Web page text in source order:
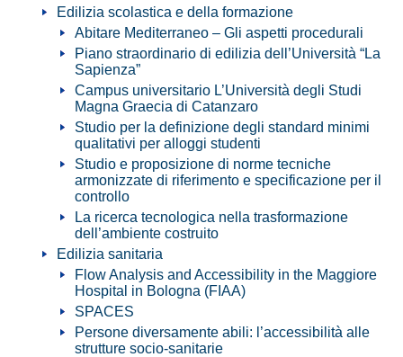
Edilizia scolastica e della formazione
Abitare Mediterraneo – Gli aspetti procedurali
Piano straordinario di edilizia dell’Università “La
Sapienza”
Campus universitario L’Università degli Studi
Magna Graecia di Catanzaro
Studio per la definizione degli standard minimi
qualitativi per alloggi studenti
Studio e proposizione di norme tecniche
armonizzate di riferimento e specificazione per il
controllo
La ricerca tecnologica nella trasformazione
dell’ambiente costruito
Edilizia sanitaria
Flow Analysis and Accessibility in the Maggiore
Hospital in Bologna (FIAA)
SPACES
Persone diversamente abili: l’accessibilità alle
strutture socio-sanitarie